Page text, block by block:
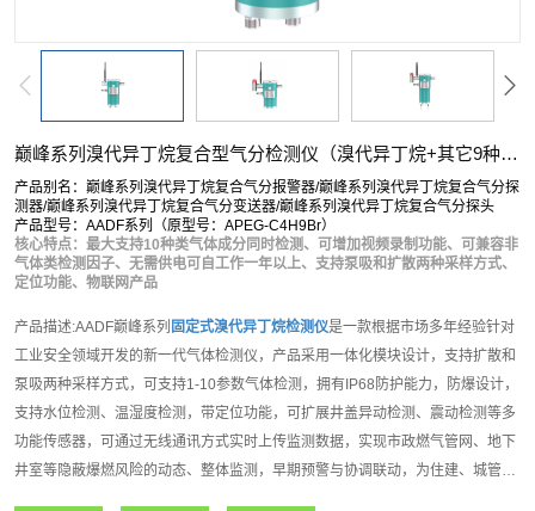
巅峰系列溴代异丁烷复合型气分检测仪（溴代异丁烷+其它9种参数）
产品别名：巅峰系列溴代异丁烷复合气分报警器/巅峰系列溴代异丁烷复合气分探
测器/巅峰系列溴代异丁烷复合气分变送器/巅峰系列溴代异丁烷复合气分探头
产品型号：AADF系列（原型号：APEG-C4H9Br）
核心特点：最大支持10种类气体成分同时检测、可增加视频录制功能、可兼容非
气体类检测因子、无需供电可自工作一年以上、支持泵吸和扩散两种采样方式、
定位功能、物联网产品
产品描述:AADF巅峰系列 固定式溴代异丁烷检测仪是一款根据市场多年经验针对
工业安全领域开发的新一代气体检测仪，产品采用一体化模块设计，支持扩散和
泵吸两种采样方式，可支持1-10参数气体检测，拥有IP68防护能力，防爆设计，
支持水位检测、温湿度检测，带定位功能，可扩展井盖异动检测、震动检测等多
功能传感器，可通过无线通讯方式实时上传监测数据，实现市政燃气管网、地下
井室等隐蔽爆燃风险的动态、整体监测，早期预警与协调联动，为住建、城管、